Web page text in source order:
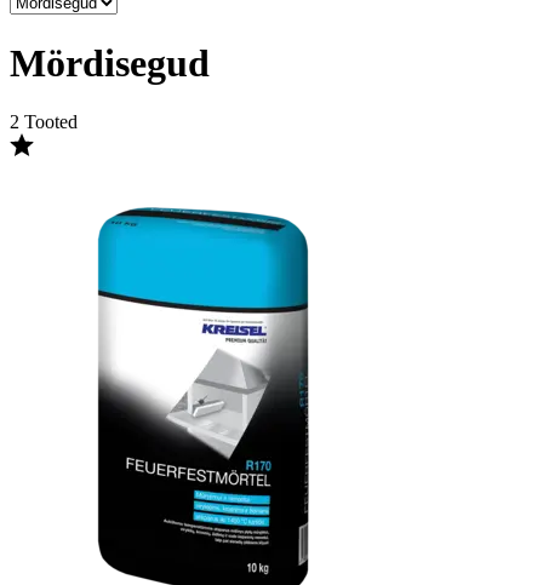
Mördisegud
2 Tooted